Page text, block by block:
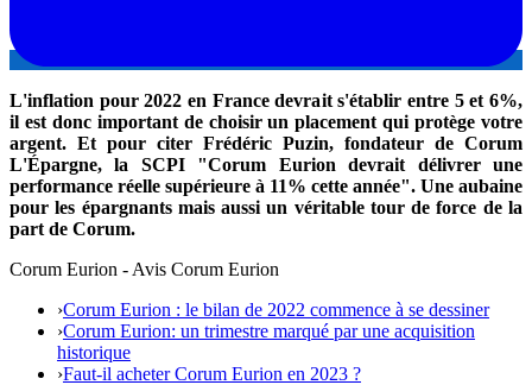
L'inflation pour 2022 en France devrait s'établir entre 5 et 6%,
il est donc important de choisir un placement qui protège votre
argent. Et pour citer Frédéric Puzin, fondateur de Corum
L'Épargne, la SCPI "Corum Eurion devrait délivrer une
performance réelle supérieure à 11% cette année". Une aubaine
pour les épargnants mais aussi un véritable tour de force de la
part de Corum.
Corum Eurion - Avis Corum Eurion
›Corum Eurion : le bilan de 2022 commence à se dessiner
›Corum Eurion: un trimestre marqué par une acquisition
historique
›Faut-il acheter Corum Eurion en 2023 ?